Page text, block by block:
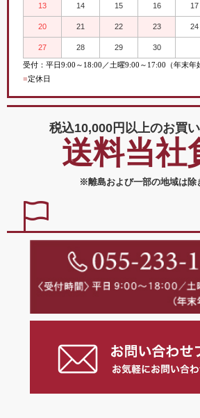
13 14 15 16 17
20 21 22 23 24
27 28 29 30
受付：平日9:00 ～ 18:00／土曜9:00 ～ 17:00（年末
■定休日
税込10,000円以上のお買
送料当社
※離島および一部の地域は除